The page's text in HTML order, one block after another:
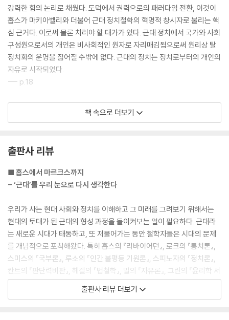
강력한 힘의 논리로 채웠다. 도덕에서 권력으로의 패러다임 전환, 이것이
홉스가 마키아벨리와 더불어 근대 정치철학의 혁명적 창시자로 불리는 핵
심 근거다. 이로써 물론 치러야 할 대가가 있다. 근대 정치에서 국가와 사회
구성원으로서의 개인은 비사회적인 원자로 자리매김됨으로써 원리상 탈
정치화의 운명을 짊어질 수밖에 없다. 근대의 정치는 정치로부터의 개인의
자유로 시작되었다.
--- p.18
대부분의 경제 사상사에서 스미스는 근대 경제학의 시조로 평가될 만큼 경
제학자로서의 지위는 확고하다. 그러나 비록 그가 근대 경제학의 아버지라
어서는 안 된다. 그렇다면 스미스 사상의 양대 축을 이루는 윤리학과 경제
학은 서로 어떤 관계에 있을까? 이는 단순히 스미스의 각기 다른 관심을 보
여주는 것일까? 아니면 서로 밀접하게 연관된 것일까?
스피노자 철학의 복잡성 내지 이론적 매력 중 하나는, 스피노자가 한편으
로 동시대의 다른 어떤 철학자들보다 더 철저하게 합리성의 영역을 확장하
려고 시도하면서 동시에 다른 한편으로는 사변적 이성의 무력함을 누구보
다 더 날카롭게 드러냈다는 데서 찾을 수 있다. 이성 내지 지성은 상상 및
욕망의 한계를 넘어서려고 하지만, 자신이 극복하거나 심지어 폐기하려고
하는 상상 및 욕망이 다름 아닌 자신의 존재 조건을 이룬다는 사실에 대한
맹목이 곧 이성의 무력함의 진실인 셈이다.
--- p.159
책 속으로 더보기
출판사 리뷰
■ 홉스에서 마르크스까지
- ‘근대’를 우리 눈으로 다시 생각한다
우리가 사는 현대 사회와 정치를 이해하고 그 미래를 그려보기 위해서는
현대의 토대가 된 근대의 형성 과정을 돌이켜보는 일이 필요하다. 근대라
는 새로운 시대가 태동하고, 또 저물어가는 동안 철학자들은 시대의 문제
를 개념적으로 포착해왔다. 특히 홉스의 『리바이어던』, 로크의 『통치론』,
스미스의 『국부론』, 루소의 『인간 불평등 기원론』, 스피노자의 『정치론』,
칸트의 『판단력비판』, 헤겔의 『법철학』, 밀의 『자유론』, 그린의 『윤리학 서
설』, 마르크스의 『자본론』에 이르는 저작들은 근대 사회와 정치를 이해하
기 위한 기본 틀을 제공한다.
출판사 리뷰 더보기